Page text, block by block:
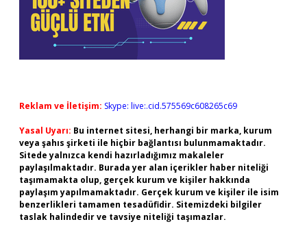
Reklam ve İletişim: Skype: live:.cid.575569c608265c69
Yasal Uyarı: Bu internet sitesi, herhangi bir marka, kurum
veya şahıs şirketi ile hiçbir bağlantısı bulunmamaktadır.
Sitede yalnızca kendi hazırladığımız makaleler
paylaşılmaktadır. Burada yer alan içerikler haber niteliği
taşımamakta olup, gerçek kurum ve kişiler hakkında
paylaşım yapılmamaktadır. Gerçek kurum ve kişiler ile isim
benzerlikleri tamamen tesadüfidir. Sitemizdeki bilgiler
taslak halindedir ve tavsiye niteliği taşımazlar.